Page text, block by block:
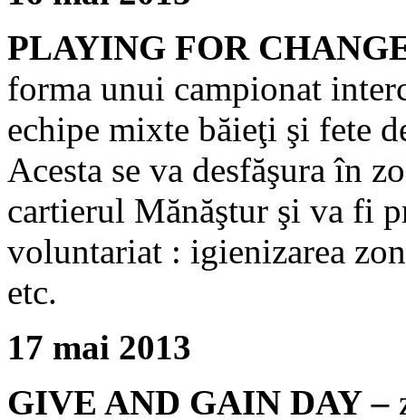
PLAYING FOR
forma unui campionat
echipe mixte băieţi şi fete
Acesta se va desfăşura în
cartierul Mănăştur şi va fi
voluntariat : igienizarea
etc.
17 mai 2013
GIVE AND GAIN DAY –